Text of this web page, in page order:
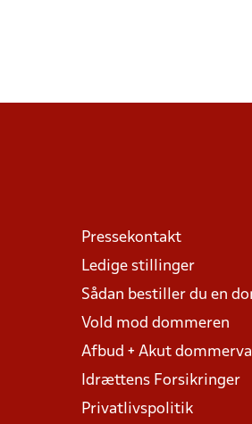
Pressekontakt
Ledige stillinger
Sådan bestiller du en
Vold mod dommeren
Afbud + Akut
Idrættens Forsikringer
Privatlivspolitik